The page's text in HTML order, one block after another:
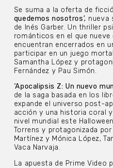
Se suma a la oferta de
quedemos nosotros’, nueva
de Inés Garber. Un thriller
románticos en el que
encuentran encerrados en
participar en un juego
Samantha López y
Fernández y Pau Simón.
‘Apocalipsis Z: Un nuevo
de la saga basada en los
expande el universo post-
acción y una historia coral
nivel mundial este
Torrens y protagonizada
Martínez y Mónica López,
Vaca Narvaja.
La apuesta de Prime Video